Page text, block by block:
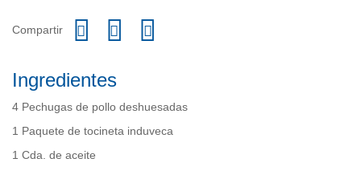
Compartir
Ingredientes
4 Pechugas de pollo deshuesadas
1 Paquete de tocineta induveca
1 Cda. de aceite